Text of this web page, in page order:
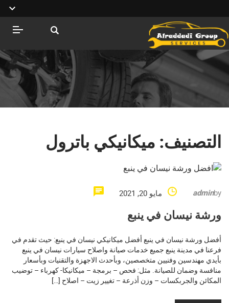
التصنيف: ميكانيكي باترول
by
admin مايو 20, 2021
ورشة نيسان في ينبع
أفضل ورشة نيسان في ينبع أفضل ميكانيكي نيسان في ينبع: حيث تقدم في
فرعنا في مدينة ينبع جميع خدمات صيانة واصلاح سيارات نيسان في ينبع
بأيدي مهندسين وفنيين متخصصين، وبأحدث الاجهزة والتقنيات وبأسعار
منافسة وضمان للصيانة. مثل: فحص – برمجة – ميكانيكا- كهرباء – توضيب
المكائن والجربكسات – وزن أذرعة – تغيير زيت – اصلاح […]